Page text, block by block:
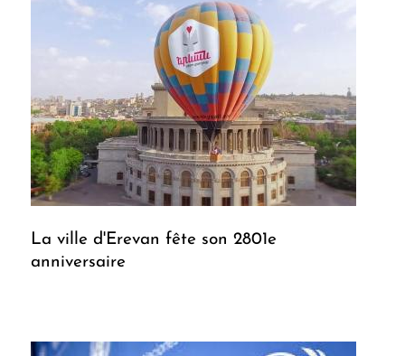
La ville d'Erevan fête son 2801e
anniversaire